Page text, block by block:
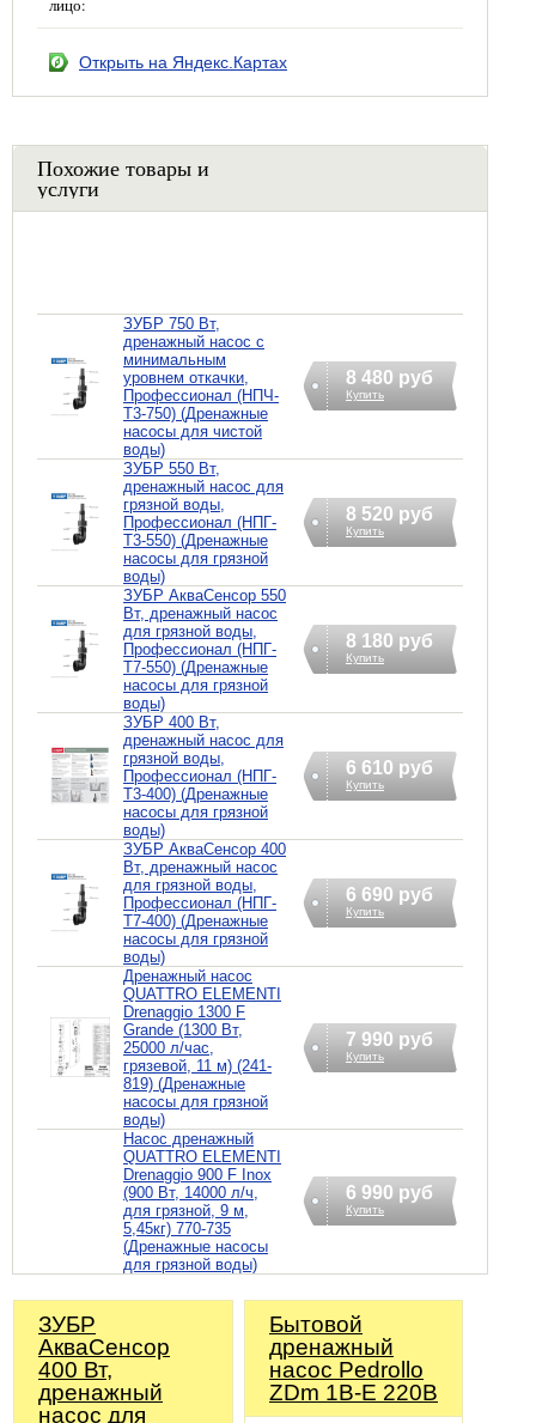
Открыть на Яндекс.Картах
Похожие товары и
услуги
ЗУБР 750 Вт,
дренажный насос с
минимальным
уровнем откачки,
Профессионал (НПЧ-
Т3-750) (Дренажные
насосы для чистой
воды)
8 480 руб
Купить
ЗУБР 550 Вт,
дренажный насос для
грязной воды,
Профессионал (НПГ-
Т3-550) (Дренажные
насосы для грязной
воды)
8 520 руб
Купить
ЗУБР АкваСенсор 550
Вт, дренажный насос
для грязной воды,
Профессионал (НПГ-
Т7-550) (Дренажные
насосы для грязной
воды)
8 180 руб
Купить
ЗУБР 400 Вт,
дренажный насос для
грязной воды,
Профессионал (НПГ-
Т3-400) (Дренажные
насосы для грязной
воды)
6 610 руб
Купить
ЗУБР АкваСенсор 400
Вт, дренажный насос
для грязной воды,
Профессионал (НПГ-
Т7-400) (Дренажные
насосы для грязной
воды)
6 690 руб
Купить
Дренажный насос
QUATTRO ELEMENTI
Drenaggio 1300 F
Grande (1300 Вт,
25000 л/час,
грязевой, 11 м) (241-
819) (Дренажные
насосы для грязной
воды)
7 990 руб
Купить
Насос дренажный
QUATTRO ELEMENTI
Drenaggio 900 F Inox
(900 Вт, 14000 л/ч,
для грязной, 9 м,
5,45кг) 770-735
(Дренажные насосы
для грязной воды)
6 990 руб
Купить
ЗУБР
АкваСенсор
400 Вт,
дренажный
насос для
Бытовой
дренажный
насос Pedrollo
ZDm 1B-E 220В